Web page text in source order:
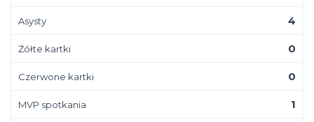
Asysty 4
Żółte kartki 0
Czerwone kartki 0
MVP spotkania 1